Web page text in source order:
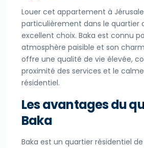
Louer cet appartement à
particulièrement dans le quartier
excellent choix. Baka est connu
atmosphère paisible et son
offre une qualité de vie élevée,
proximité des services et le
résidentiel.
Les avantages du
Baka
Baka est un quartier résidentiel